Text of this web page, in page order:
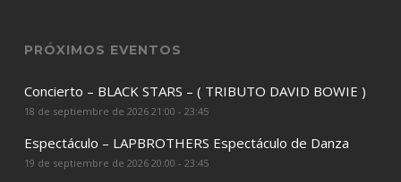
PRÓXIMOS EVENTOS
Concierto – BLACK STARS – ( TRIBUTO DAVID BOWIE )
18 de septiembre de 2026 21:00 - 23:45
Espectáculo – LAPBROTHERS Espectáculo de Danza
19 de septiembre de 2026 20:00 - 23:45